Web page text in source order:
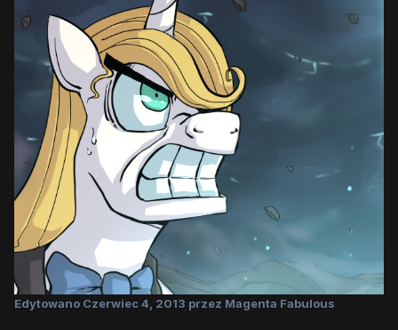
Edytowano Czerwiec 4, 2013 przez Magenta Fabulous